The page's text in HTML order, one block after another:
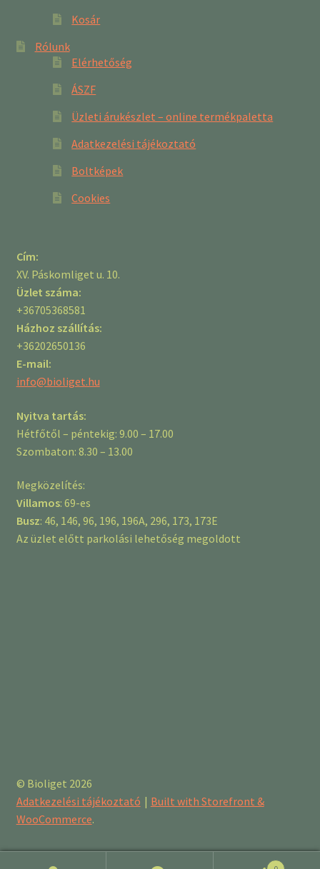
Kosár
Rólunk
Elérhetőség
ÁSZF
Üzleti árukészlet – online termékpaletta
Adatkezelési tájékoztató
Boltképek
Cookies
Cím:
XV. Páskomliget u. 10.
Üzlet száma:
+36705368581
Házhoz szállítás:
+36202650136
E-mail:
info@bioliget.hu
Nyitva tartás:
Hétfőtől – péntekig: 9.00 – 17.00
Szombaton: 8.30 – 13.00
Megközelítés:
Villamos: 69-es
Busz: 46, 146, 96, 196, 196A, 296, 173, 173E
Az üzlet előtt parkolási lehetőség megoldott
© Bioliget 2026
Adatkezelési tájékoztató
Built with Storefront &
WooCommerce.